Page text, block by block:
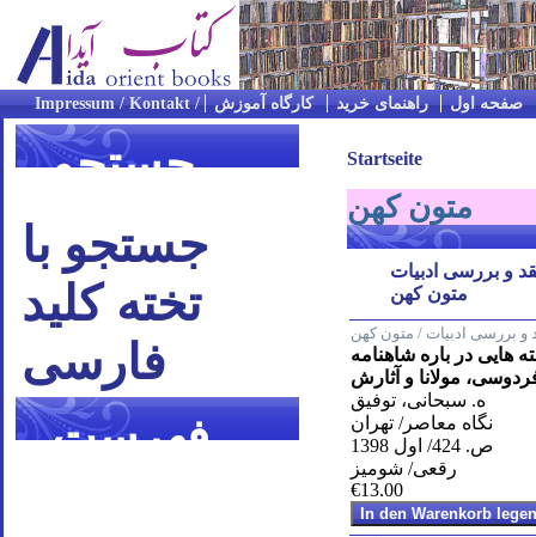
صفحه اول راهنمای خرید کارگاه آموزش
جستجو
جستجو با
تخته کلید
فارسی
فهرست
Startseite
متون کهن
و بررسی ادبیات
متون کهن
و بررسی ادبیات / متون کهن
هایی در باره شاهنامه
مولانا و آثارش
ه. سبحانی، توفیق
نگاه معاصر/ تهران
ص. 424/ اول 1398
رقعی/ شومیز
€13.00